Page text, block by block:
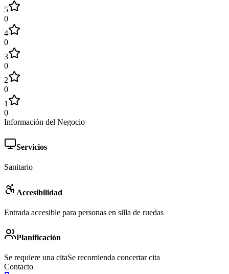
5
0
4
0
3
0
2
0
1
0
Información del Negocio
Servicios
Sanitario
Accesibilidad
Entrada accesible para personas en silla de ruedas
Planificación
Se requiere una citaSe recomienda concertar cita
Contacto